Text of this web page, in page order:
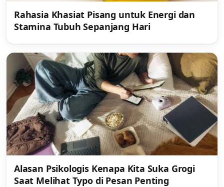
Rahasia Khasiat Pisang untuk Energi dan
Stamina Tubuh Sepanjang Hari
Alasan Psikologis Kenapa Kita Suka Grogi
Saat Melihat Typo di Pesan Penting